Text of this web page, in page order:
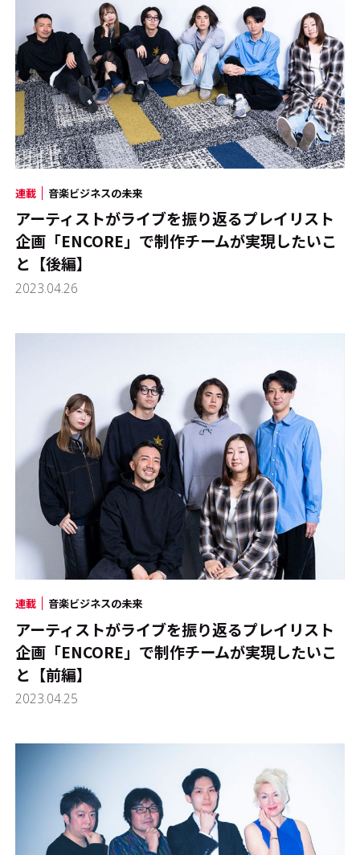
連載 音楽ビジネスの未来
アーティストがライブを振り返るプレイリスト
企画「ENCORE」で制作チームが実現したいこ
と【後編】
2023.04.26
連載 音楽ビジネスの未来
アーティストがライブを振り返るプレイリスト
企画「ENCORE」で制作チームが実現したいこ
と【前編】
2023.04.25